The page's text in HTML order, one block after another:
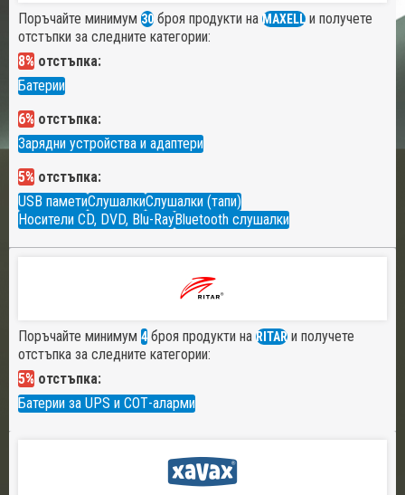
Поръчайте минимум 30 броя продукти на MAXELL и получете
отстъпки за следните категории:
8% отстъпка:
Батерии
6% отстъпка:
Зарядни устройства и адаптери
5% отстъпка:
USB паметиСлушалкиСлушалки (тапи)
Носители CD, DVD, Blu-RayBluetooth слушалки
Поръчайте минимум 4 броя продукти на RITAR и получете
отстъпка за следните категории:
5% отстъпка:
Батерии за UPS и СОТ-аларми